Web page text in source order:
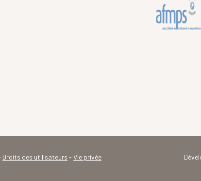
Droits des utilisateurs -Vie privée